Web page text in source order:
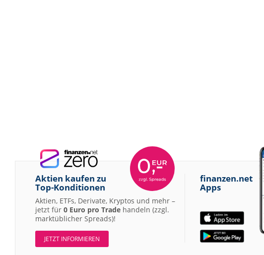
Aktien kaufen zu
Top-Konditionen
Aktien, ETFs, Derivate, Kryptos und mehr –
jetzt für 0 Euro pro Trade handeln (zzgl.
marktüblicher Spreads)!
JETZT INFORMIEREN
finanzen.net
Apps